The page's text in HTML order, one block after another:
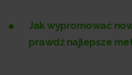
Jak wypromować
prawdź najlepsze